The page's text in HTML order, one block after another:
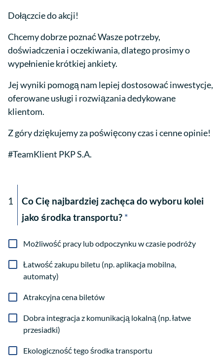
Dołączcie do akcji!
Chcemy dobrze poznać Wasze potrzeby,
doświadczenia i oczekiwania, dlatego prosimy o
wypełnienie krótkiej ankiety.
Jej wyniki pomogą nam lepiej dostosować inwestycje,
oferowane usługi i rozwiązania dedykowane
klientom.
Z góry dziękujemy za poświęcony czas i cenne opinie!
#TeamKlient PKP S.A.
1
Co Cię najbardziej zachęca do wyboru kolei
jako środka transportu? *
Możliwość pracy lub odpoczynku w czasie podróży
Łatwość zakupu biletu (np. aplikacja mobilna,
automaty)
Atrakcyjna cena biletów
Dobra integracja z komunikacją lokalną (np. łatwe
przesiadki)
Ekologiczność tego środka transportu